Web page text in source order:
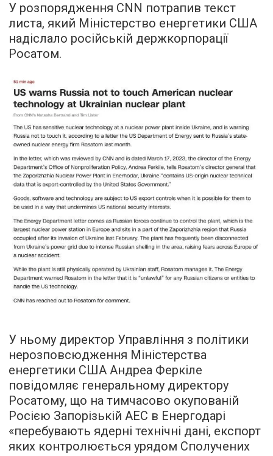
У розпорядження CNN потрапив текст
листа, який Міністерство енергетики США
надіслало російській держкорпорації
Росатом.
У ньому директор Управління з політики
нерозповсюдження Міністерства
енергетики США Андреа Феркіле
повідомляє генеральному директору
Росатому, що на тимчасово окупованій
Росією Запорізькій АЕС в Енергодарі
«перебувають ядерні технічні дані, експорт
яких контролюється урядом Сполучених